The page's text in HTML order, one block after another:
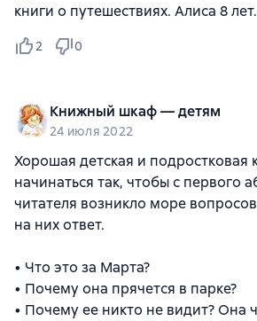
книги о путешествиях. Алиса 8 лет.
2 0
Книжный шкаф — детям
24 июля 2022
Хорошая детская и подростковая
начинаться так, чтобы с первого
читателя возникло море
на них ответ.
• Что это за Марта?
• Почему она прячется в парке?
• Почему ее никто не видит? Она